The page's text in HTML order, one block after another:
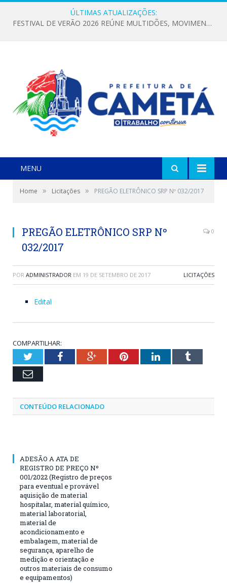
ÚLTIMAS ATUALIZAÇÕES:
FESTIVAL DE VERÃO 2026 REÚNE MULTIDÕES, MOVIMENTA A ECONOMIA E FORTALECE A CULTURA LOCAL
MENU
Home » Licitações » PREGÃO ELETRÔNICO SRP Nº 032/2017
PREGÃO ELETRÔNICO SRP Nº
032/2017
0
POR ADMINISTRADOR EM 19 DE SETEMBRO DE 2017 LICITAÇÕES
Edital
COMPARTILHAR:
TwitterFacebookGoogle+PinterestLinkedInTumblr
Email
CONTEÚDO RELACIONADO
ADESÃO A ATA DE
REGISTRO DE PREÇO Nº
001/2022 (Registro de preços
para eventual e provável
aquisição de material
hospitalar, material químico,
material laboratorial,
material de
acondicionamento e
embalagem, material de
segurança, aparelho de
medição e orientação e
outros materiais de consumo
e equipamentos)